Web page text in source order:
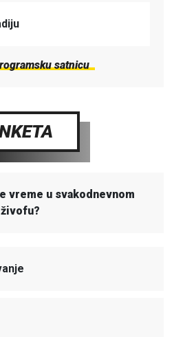
satnicu
vreme u svakodnevnom
živofu?